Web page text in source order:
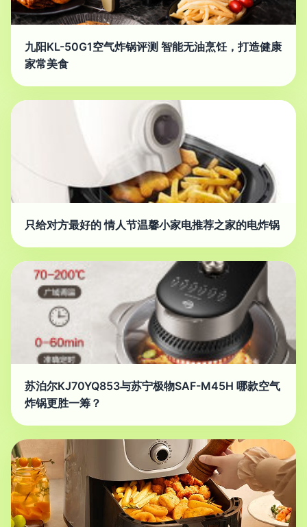
九阳KL-50G1空气炸锅评测 智能无油烹饪，打造健康
家常美食
只给对方最好的 情人节温馨小家电推荐之家的电炸锅
苏泊尔KJ70YQ853与苏宁极物SAF-M45H 哪款空气
炸锅更胜一筹？